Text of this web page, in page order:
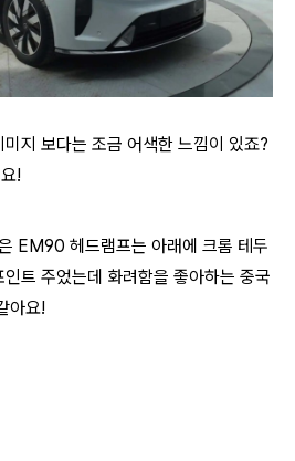
지 보다는 조금 어색한 느낌이 있죠?
!
EM90 헤드램프는 아래에 크롬 테두
트 주었는데 화려함을 좋아하는 중국
아요!